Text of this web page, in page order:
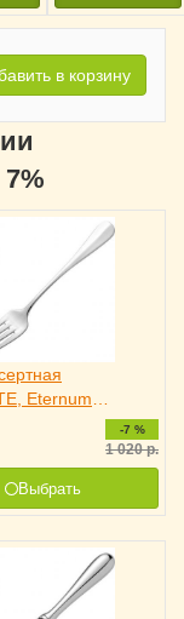
в корзину
Eternum
-7 %
1 020р.
Выбрать